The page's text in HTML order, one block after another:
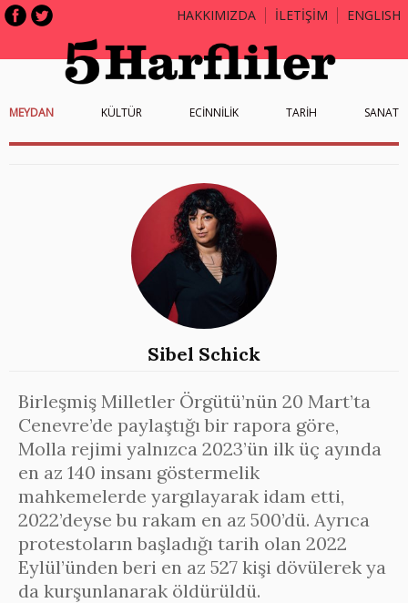
HAKKIMIZDA İLETİŞİM ENGLISH
MEYDAN KÜLTÜR ECİNNİLİK TARİH SANAT
Sibel Schick
Birleşmiş Milletler Örgütü’nün 20 Mart’ta
Cenevre’de paylaştığı bir rapora göre,
Molla rejimi yalnızca 2023’ün ilk üç ayında
en az 140 insanı göstermelik
mahkemelerde yargılayarak idam etti,
2022’deyse bu rakam en az 500’dü. Ayrıca
protestoların başladığı tarih olan 2022
Eylül’ünden beri en az 527 kişi dövülerek ya
da kurşunlanarak öldürüldü.